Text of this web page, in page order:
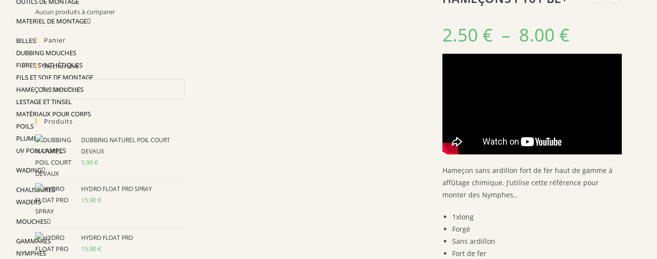
MATERIEL DE MONTAGE
BILLES
DUBBING MOUCHES
FIBRES SYNTHÉTIQUES
FILS ET SOIE DE MONTAGE
HAMEÇONS MOUCHES
LESTAGE ET TINSEL
MATÉRIAUX POUR CORPS
POILS
PLUMES
UV POIX LAMPES
WADING
CHAUSSURES
WADERS
MOUCHES
GAMMARES
NYMPHES
2.50 € – 8.00 €
à
Hameçon sans ardillon fort de fer haut de gamme à
affûtage chimique. J’utilise cette référence pour
monter des Nymphes..
1xlong
Forgé
Sans ardillon
Fort de fer
Aucun produits à comparer
Panier
Recherche
Escape
Produits
DUBBING NATUREL POIL COURT
DEVAUX
5.90€
HYDRO FLOAT PRO SPRAY
15.90€
HYDRO FLOAT PRO
15.90€